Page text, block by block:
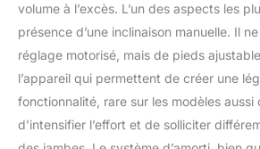
volume à l’excès. L’un des aspects les
présence d’une inclinaison manuelle. Il ne
réglage motorisé, mais de pieds
l’appareil qui permettent de créer une
fonctionnalité, rare sur les modèles
d’intensifier l’effort et de solliciter